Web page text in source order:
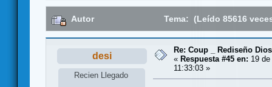
Autor Tema: (Leído 85616
desi
Recien Llegado
Re: Coup _ Rediseño
« Respuesta #45 en: 19
11:33:03 »